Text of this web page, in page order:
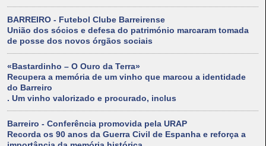
BARREIRO - Futebol Clube Barreirense
União dos sócios e defesa do património marcaram tomada
de posse dos novos órgãos sociais
«Bastardinho – O Ouro da Terra»
Recupera a memória de um vinho que marcou a identidade
do Barreiro
. Um vinho valorizado e procurado, inclus
Barreiro - Conferência promovida pela URAP
Recorda os 90 anos da Guerra Civil de Espanha e reforça a